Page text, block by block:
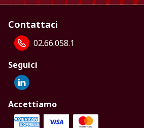
Contattaci
02.66.058.1
Seguici
Accettiamo